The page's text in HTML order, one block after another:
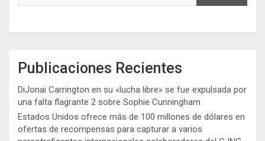
Publicaciones Recientes
DiJonai Carrington en su «lucha libre» se fue expulsada por
una falta flagrante 2 sobre Sophie Cunningham
Estados Unidos ofrece más de 100 millones de dólares en
ofertas de recompensas para capturar a varios